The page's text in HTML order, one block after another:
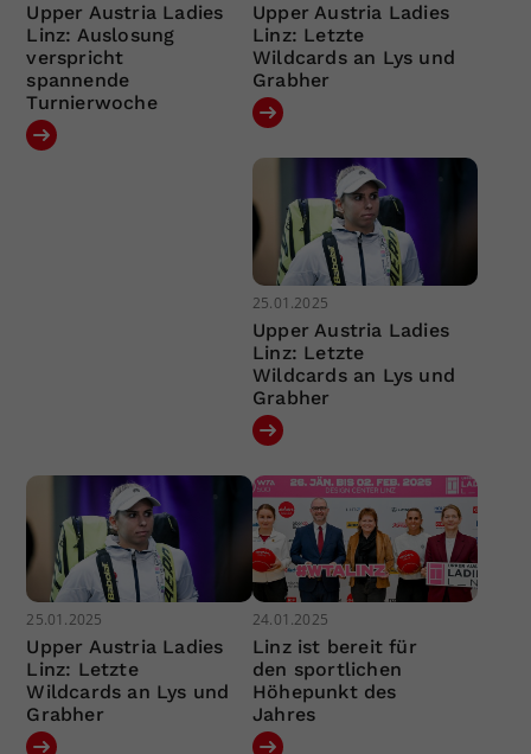
Upper Austria Ladies
Linz: Auslosung
verspricht
spannende
Turnierwoche
Upper Austria Ladies
Linz: Letzte
Wildcards an Lys und
Grabher
25.01.2025
Upper Austria Ladies
Linz: Letzte
Wildcards an Lys und
Grabher
25.01.2025
Upper Austria Ladies
Linz: Letzte
Wildcards an Lys und
Grabher
24.01.2025
Linz ist bereit für
den sportlichen
Höhepunkt des
Jahres